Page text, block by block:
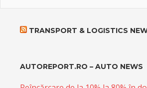
TRANSPORT & LOGISTICS
AUTOREPORT.RO – AUTO NEWS